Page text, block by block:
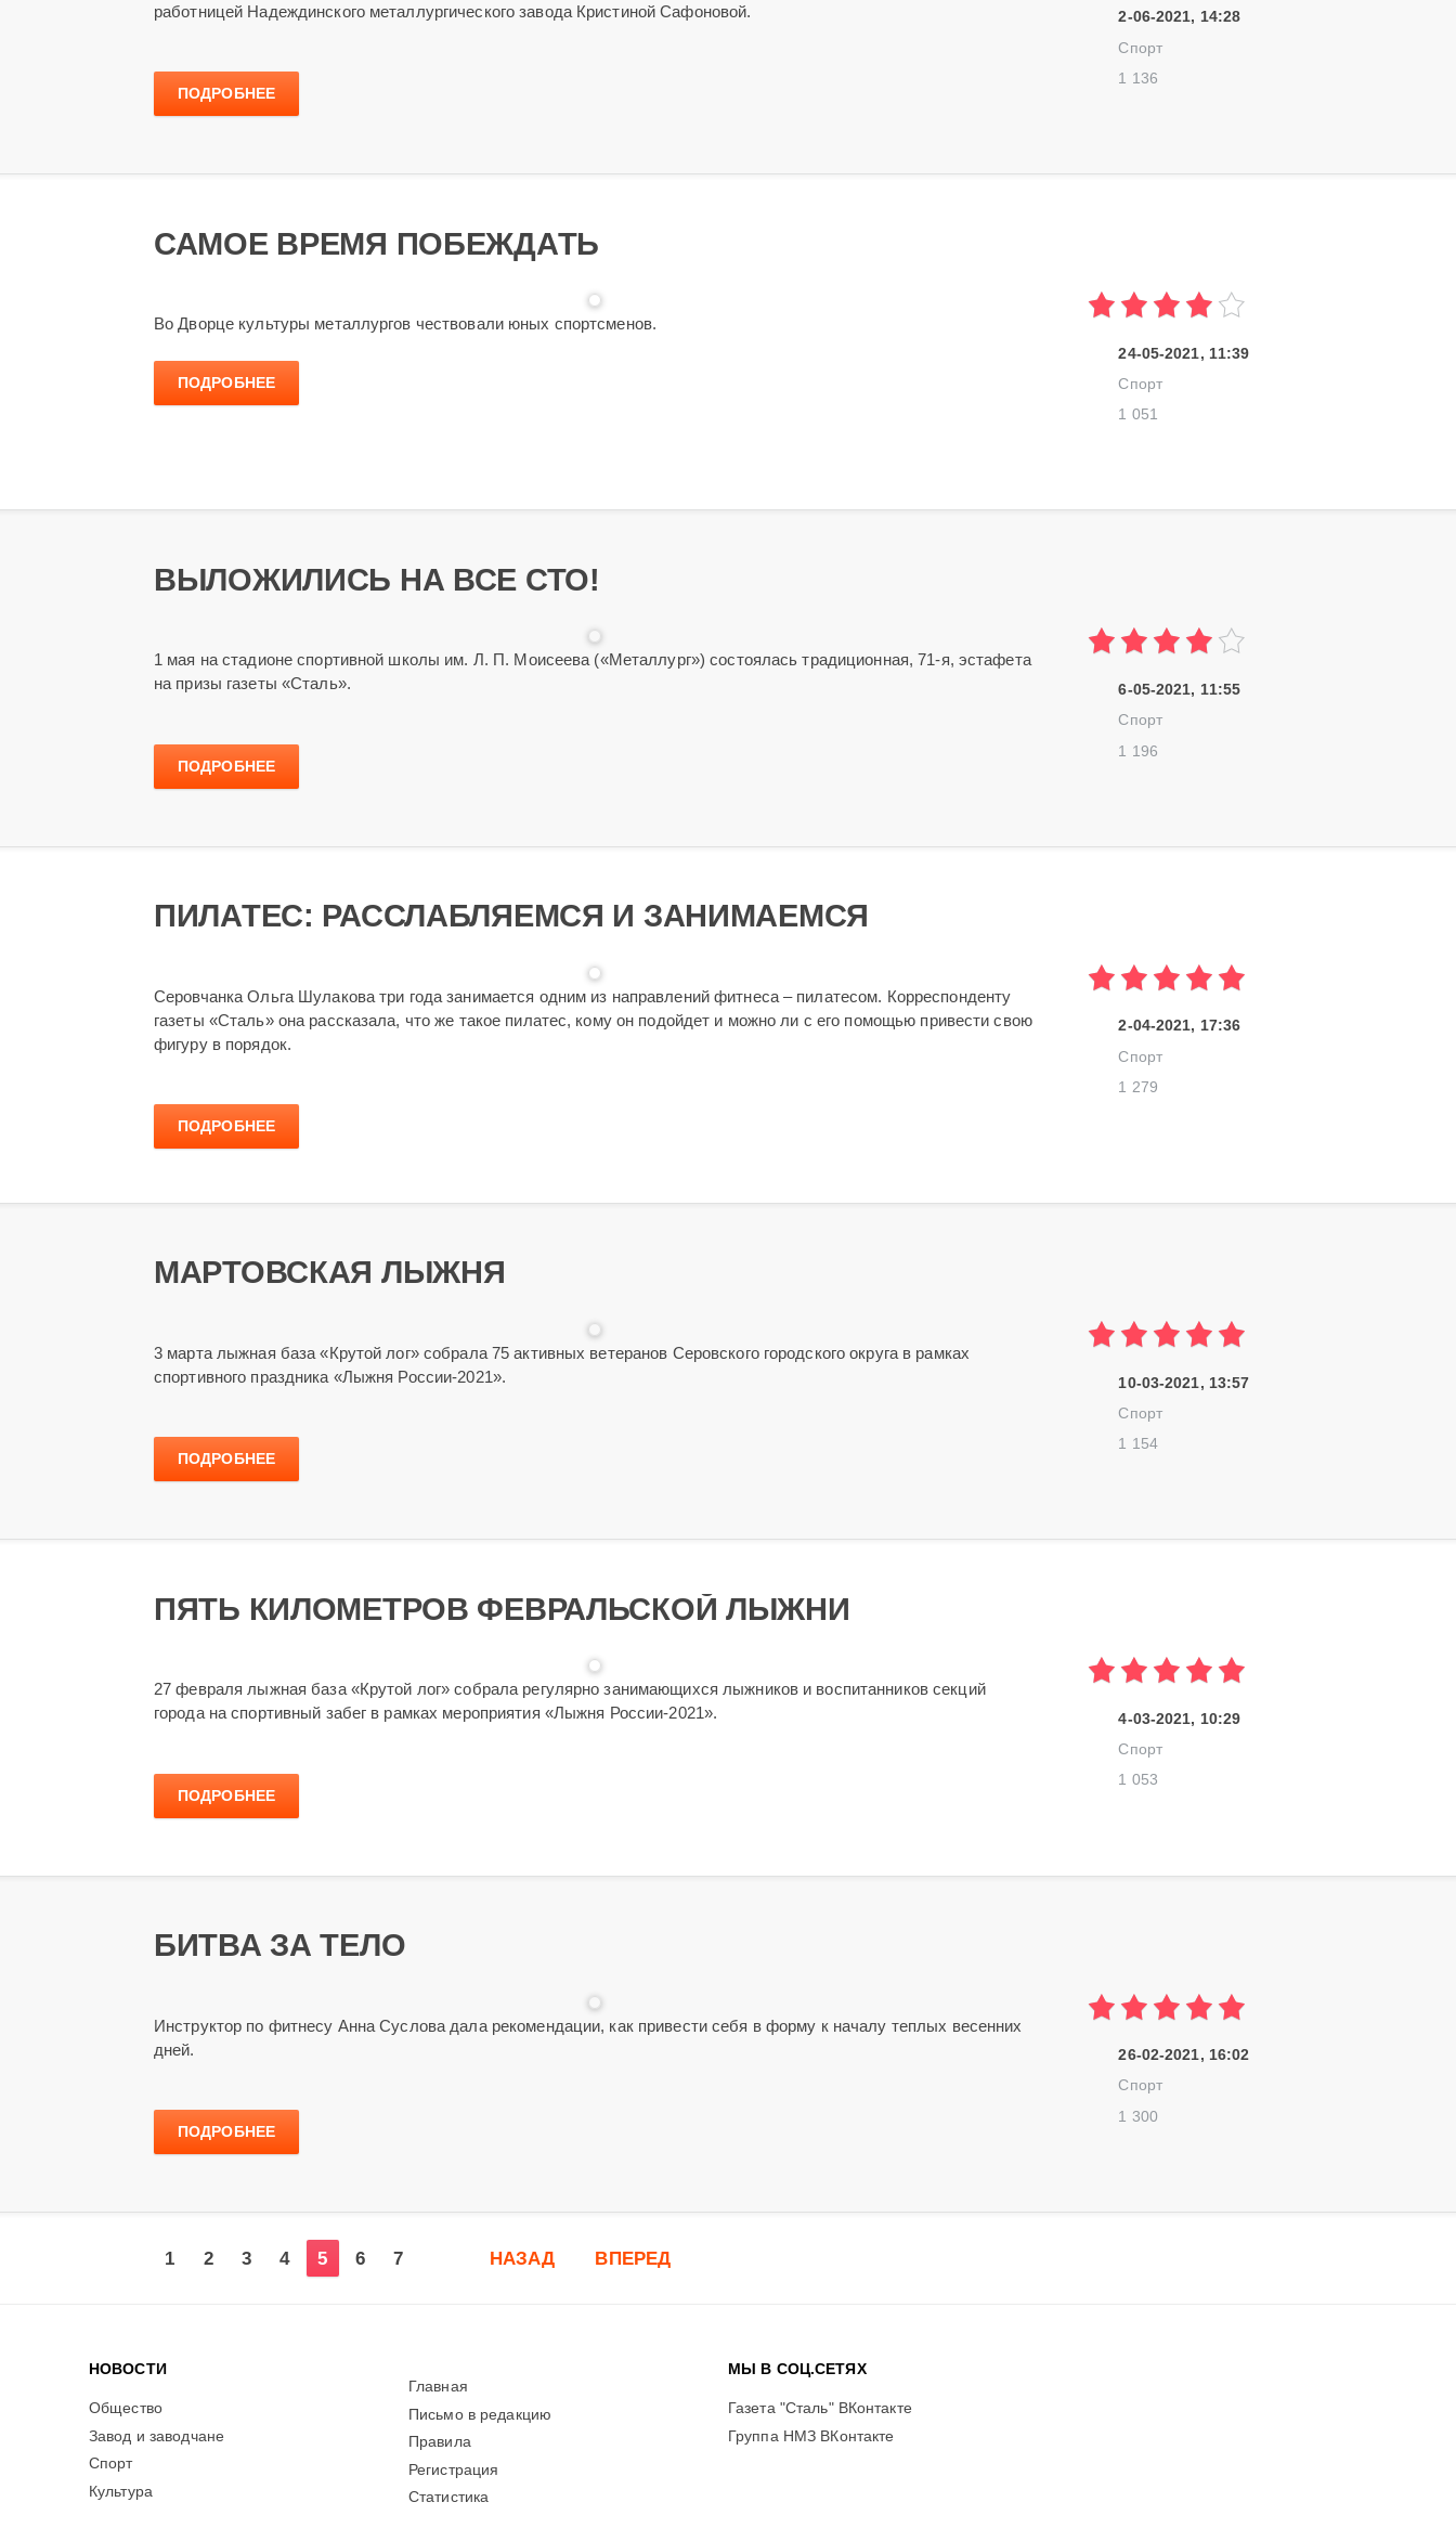
2-06-2021, 14:28
Спорт
1 136
работницей Надеждинского металлургического завода Кристиной Сафоновой.
ПОДРОБНЕЕ
САМОЕ ВРЕМЯ ПОБЕЖДАТЬ
24-05-2021, 11:39
Спорт
1 051
Во Дворце культуры металлургов чествовали юных спортсменов.
ПОДРОБНЕЕ
ВЫЛОЖИЛИСЬ НА ВСЕ СТО!
6-05-2021, 11:55
Спорт
1 196
1 мая на стадионе спортивной школы им. Л. П. Моисеева («Металлург») состоялась традиционная, 71-я, эстафета
на призы газеты «Сталь».
ПОДРОБНЕЕ
ПИЛАТЕС: РАССЛАБЛЯЕМСЯ И ЗАНИМАЕМСЯ
2-04-2021, 17:36
Спорт
1 279
Серовчанка Ольга Шулакова три года занимается одним из направлений фитнеса – пилатесом. Корреспонденту
газеты «Сталь» она рассказала, что же такое пилатес, кому он подойдет и можно ли с его помощью привести свою
фигуру в порядок.
ПОДРОБНЕЕ
МАРТОВСКАЯ ЛЫЖНЯ
10-03-2021, 13:57
Спорт
1 154
3 марта лыжная база «Крутой лог» собрала 75 активных ветеранов Серовского городского округа в рамках
спортивного праздника «Лыжня России-2021».
ПОДРОБНЕЕ
ПЯТЬ КИЛОМЕТРОВ ФЕВРАЛЬСКОЙ ЛЫЖНИ
4-03-2021, 10:29
Спорт
1 053
27 февраля лыжная база «Крутой лог» собрала регулярно занимающихся лыжников и воспитанников секций
города на спортивный забег в рамках мероприятия «Лыжня России-2021».
ПОДРОБНЕЕ
БИТВА ЗА ТЕЛО
26-02-2021, 16:02
Спорт
1 300
Инструктор по фитнесу Анна Суслова дала рекомендации, как привести себя в форму к началу теплых весенних
дней.
ПОДРОБНЕЕ
1 2 3 4 5 6 7 НАЗАД ВПЕРЕД
НОВОСТИ
Общество
Завод и заводчане
Спорт
Культура
Главная
Письмо в редакцию
Правила
Регистрация
Статистика
МЫ В СОЦ.СЕТЯХ
Газета "Сталь" ВКонтакте
Группа НМЗ ВКонтакте